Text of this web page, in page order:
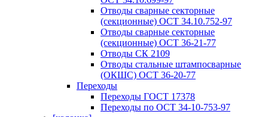
Отводы сварные секторные
(секционные) ОСТ 34.10.752-97
Отводы сварные секторные
(секционные) ОСТ 36-21-77
Отводы СК 2109
Отводы стальные штампосварные
(ОКШС) ОСТ 36-20-77
Переходы
Переходы ГОСТ 17378
Переходы по ОСТ 34-10-753-97